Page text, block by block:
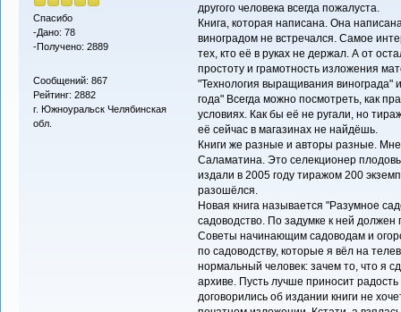
Спасибо
-Дано: 78
-Получено: 2889
Сообщений: 867
Рейтинг: 2882
г. Южноуральск Челябинская
обл.
другого человека всегда пожалуста.
Книга, которая написана. Она
виноградом не встречался. Самое
тех, кто её в руках не держал. А от
простоту и грамотность изложения
"Технология выращивания
года" Всегда можно посмотреть, как
условиях. Как бы её не ругали, но
её сейчас в магазинах не найдёшь.
Книги же разные и авторы разные.
Саламатина. Это селекционер
издали в 2005 году тиражом 200
разошёлся.
Новая книга называется "Разумное
садоводство. По задумке к ней
Советы начинающим садоводам и
по садоводству, которые я вёл на
нормальный человек: зачем то, что я
архиве. Пусть лучше приносит
договорились об издании книги не